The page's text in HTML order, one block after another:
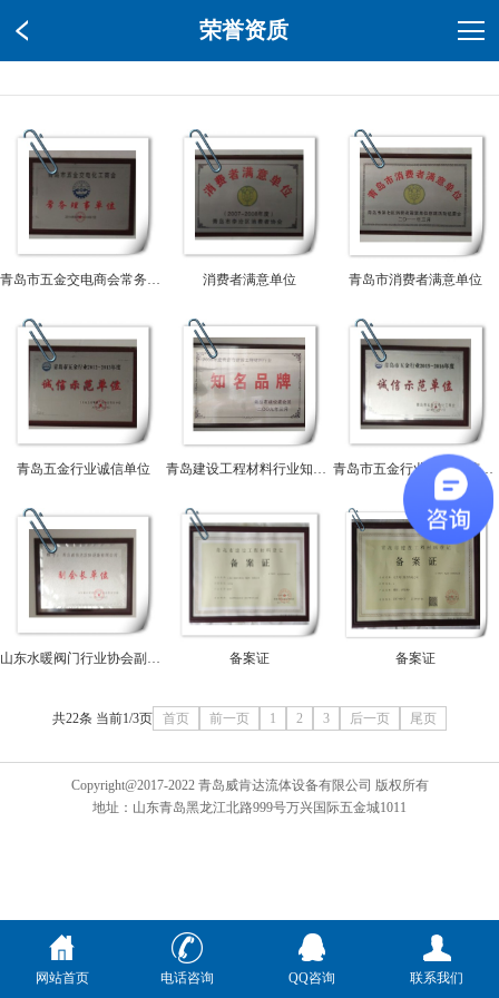
荣誉资质
青岛市五金交电商会常务理事单位 消费者满意单位 青岛市消费者满意单位
青岛五金行业诚信单位 青岛建设工程材料行业知名品牌 青岛市五金行业诚信示范单位
山东水暖阀门行业协会副会长单位 备案证 备案证
共22条 当前1/3页 首页 前一页 1 2 3 后一页 尾页
Copyright@2017-2022 青岛威肯达流体设备有限公司 版权所有
地址：山东青岛黑龙江北路999号万兴国际五金城1011
网站首页 电话咨询 QQ咨询 联系我们